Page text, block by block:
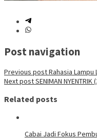
Post navigation
Previous postRahasia Lampu
Next postSENIMAN
Related posts
Cabai Jadi Fokus